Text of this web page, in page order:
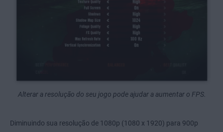
Alterar a resolução do seu jogo pode ajudar a aumentar o FPS.
Diminuindo sua resolução de 1080p (1080 x 1920) para 900p